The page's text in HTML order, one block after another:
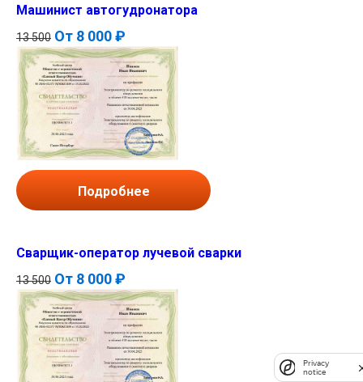
Машинист автогудронатора
13 500 От 8 000 ₽
Подробнее
Сварщик-оператор лучевой сварки
13 500 От 8 000 ₽
Privacy
notice